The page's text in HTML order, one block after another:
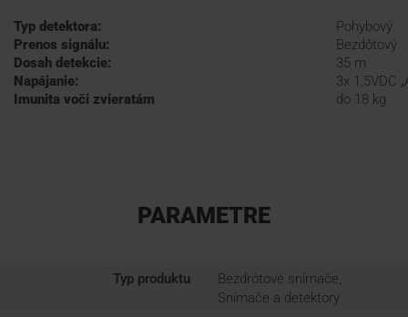
Typ detektora:
Pohybový
Prenos signálu:
Bezdôtový
Dosah detekcie:
35 m
Napájanie:
3x 1,5VDC
Imunita voči zvieratám
do 18 kg
PARAMETRE
Typ produktu
Bezdrôtové snímače,
Snímače a detektory